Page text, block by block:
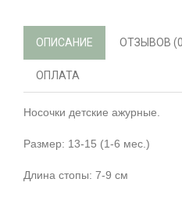
ОПИСАНИЕ ОТЗЫВОВ
ОПЛАТА
Носочки детские ажурные.
Размер: 13-15 (1-6 мес.)
Длина стопы: 7-9 см